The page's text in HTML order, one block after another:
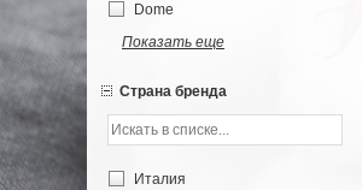
Dome
Показать еще
Страна бренда
Италия